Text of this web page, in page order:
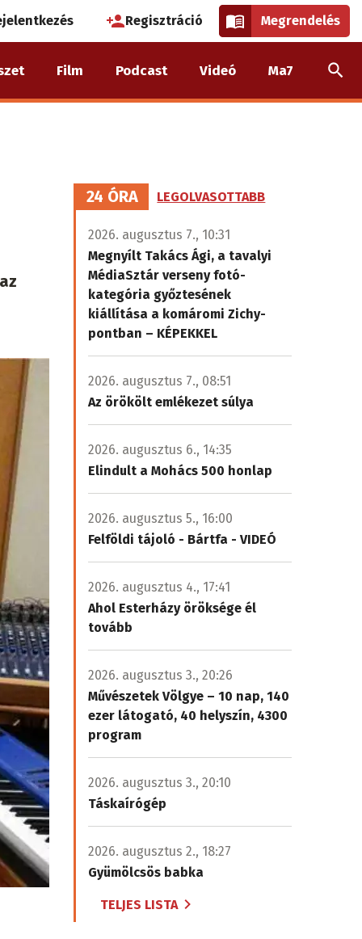
Regisztráció Megrendelés
Film Podcast Videó Ma7
24 ÓRA LEGOLVASOTTABB
2026. augusztus 7., 10:31
Megnyílt Takács Ági, a tavalyi
MédiaSztár verseny fotó-
kategória győztesének
kiállítása a komáromi Zichy-
pontban – KÉPEKKEL
2026. augusztus 7., 08:51
Az örökölt emlékezet súlya
2026. augusztus 6., 14:35
Elindult a Mohács 500 honlap
2026. augusztus 5., 16:00
Felföldi tájoló - Bártfa - VIDEÓ
2026. augusztus 4., 17:41
Ahol Esterházy öröksége él
tovább
2026. augusztus 3., 20:26
Művészetek Völgye – 10 nap, 140
ezer látogató, 40 helyszín, 4300
program
2026. augusztus 3., 20:10
Táskaírógép
2026. augusztus 2., 18:27
Gyümölcsös babka
TELJES LISTA